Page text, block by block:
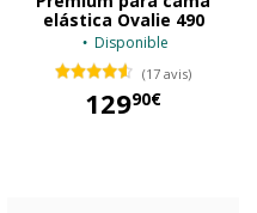
elástica Ovalie 490
Disponible
(17 avis)
12990€